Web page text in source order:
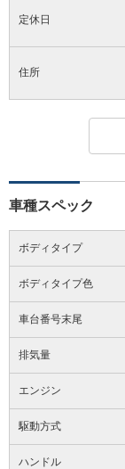
定休日
住所
車種スペック
ボディタイプ
ボディタイプ色
車台番号末尾
排気量
エンジン
駆動方式
ハンドル